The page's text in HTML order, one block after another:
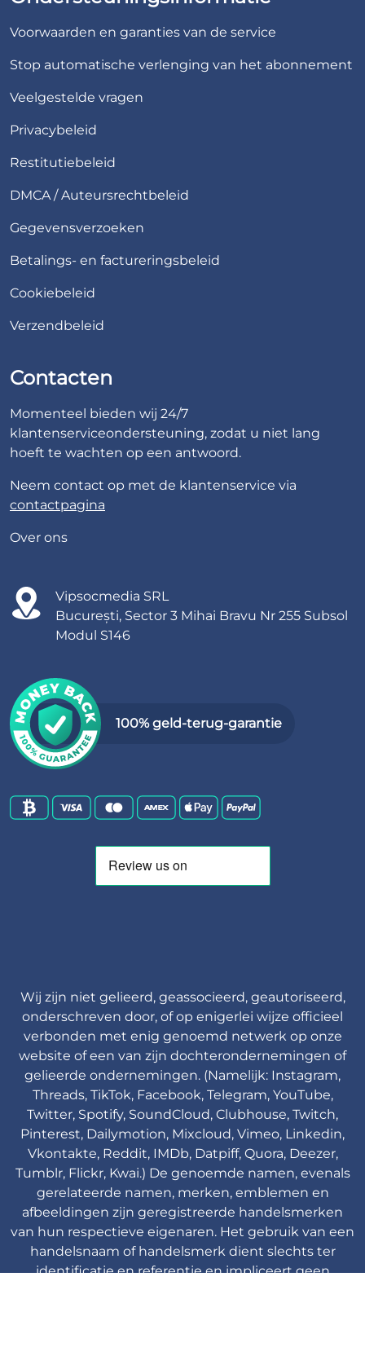
Voorwaarden en garanties van de service
Stop automatische verlenging van het abonnement
Veelgestelde vragen
Privacybeleid
Restitutiebeleid
DMCA / Auteursrechtbeleid
Gegevensverzoeken
Betalings- en factureringsbeleid
Cookiebeleid
Verzendbeleid
Contacten
Momenteel bieden wij 24/7
klantenserviceondersteuning, zodat u niet lang
hoeft te wachten op een antwoord.
Neem contact op met de klantenservice via
contactpagina
Over ons
Vipsocmedia SRL
București, Sector 3 Mihai Bravu Nr 255 Subsol
Modul S146
100% geld-terug-garantie
Wij zijn niet gelieerd, geassocieerd, geautoriseerd,
onderschreven door, of op enigerlei wijze officieel
verbonden met enig genoemd netwerk op onze
website of een van zijn dochterondernemingen of
gelieerde ondernemingen. (Namelijk: Instagram,
Threads, TikTok, Facebook, Telegram, YouTube,
Twitter, Spotify, SoundCloud, Clubhouse, Twitch,
Pinterest, Dailymotion, Mixcloud, Vimeo, Linkedin,
Vkontakte, Reddit, IMDb, Datpiff, Quora, Deezer,
Tumblr, Flickr, Kwai.) De genoemde namen, evenals
gerelateerde namen, merken, emblemen en
afbeeldingen zijn geregistreerde handelsmerken
van hun respectieve eigenaren. Het gebruik van een
handelsnaam of handelsmerk dient slechts ter
identificatie en referentie en impliceert geen